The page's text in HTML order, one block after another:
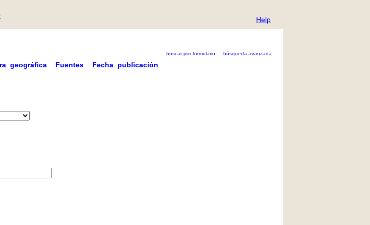
Help
buscar por formulario búsqueda avanzada
Fuentes Fecha_publicación